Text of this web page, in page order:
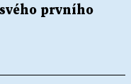
prvního